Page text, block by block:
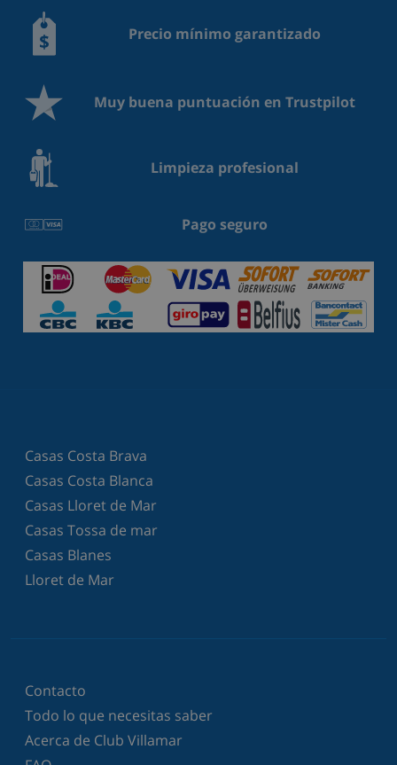
Precio mínimo garantizado
Muy buena puntuación en Trustpilot
Limpieza profesional
Pago seguro
Casas Costa Brava
Casas Costa Blanca
Casas Lloret de Mar
Casas Tossa de mar
Casas Blanes
Lloret de Mar
Contacto
Todo lo que necesitas saber
Acerca de Club Villamar